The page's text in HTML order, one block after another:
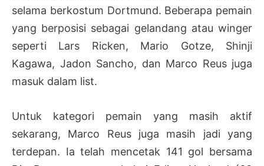
selama berkostum Dortmund. Beberapa pemain
yang berposisi sebagai gelandang atau winger
seperti Lars Ricken, Mario Gotze, Shinji
Kagawa, Jadon Sancho, dan Marco Reus juga
masuk dalam list.
Untuk kategori pemain yang masih aktif
sekarang, Marco Reus juga masih jadi yang
terdepan. Ia telah mencetak 141 gol bersama